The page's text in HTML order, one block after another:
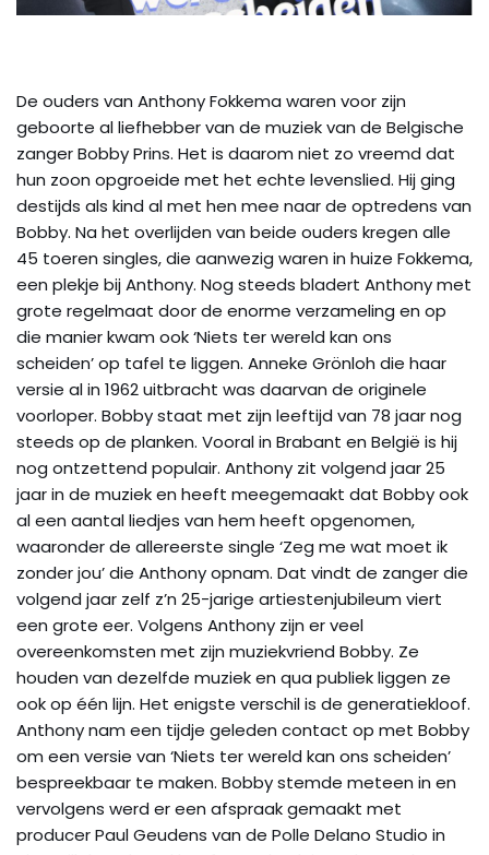
De ouders van Anthony Fokkema waren voor zijn
geboorte al liefhebber van de muziek van de Belgische
zanger Bobby Prins. Het is daarom niet zo vreemd dat
hun zoon opgroeide met het echte levenslied. Hij ging
destijds als kind al met hen mee naar de optredens van
Bobby. Na het overlijden van beide ouders kregen alle
45 toeren singles, die aanwezig waren in huize Fokkema,
een plekje bij Anthony. Nog steeds bladert Anthony met
grote regelmaat door de enorme verzameling en op
die manier kwam ook ‘Niets ter wereld kan ons
scheiden’ op tafel te liggen. Anneke Grönloh die haar
versie al in 1962 uitbracht was daarvan de originele
voorloper. Bobby staat met zijn leeftijd van 78 jaar nog
steeds op de planken. Vooral in Brabant en België is hij
nog ontzettend populair. Anthony zit volgend jaar 25
jaar in de muziek en heeft meegemaakt dat Bobby ook
al een aantal liedjes van hem heeft opgenomen,
waaronder de allereerste single ‘Zeg me wat moet ik
zonder jou’ die Anthony opnam. Dat vindt de zanger die
volgend jaar zelf z’n 25-jarige artiestenjubileum viert
een grote eer. Volgens Anthony zijn er veel
overeenkomsten met zijn muziekvriend Bobby. Ze
houden van dezelfde muziek en qua publiek liggen ze
ook op één lijn. Het enigste verschil is de generatiekloof.
Anthony nam een tijdje geleden contact op met Bobby
om een versie van ‘Niets ter wereld kan ons scheiden’
bespreekbaar te maken. Bobby stemde meteen in en
vervolgens werd er een afspraak gemaakt met
producer Paul Geudens van de Polle Delano Studio in